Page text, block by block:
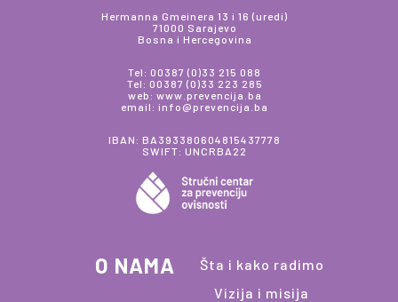
Hermanna Gmeinera 13 i 16 (uredi)
71000 Sarajevo
Bosna i Hercegovina
Tel: 00387 (0)33 215 088
Tel: 00387 (0)33 223 285
web: www.prevencija.ba
email: info@prevencija.ba
IBAN: BA393380604815437778
SWIFT: UNCRBA22
O NAMA
Šta i kako radimo
Vizija i misija